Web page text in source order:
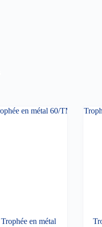
Trophée en métal